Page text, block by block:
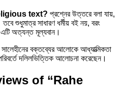
text? প্রশ্নের উত্তরে বলা যায়,
শুধুমাত্র সাধারণ ধর্মীয় বই নয়, বরং
এটি অত্যন্ত মূল্যবান।
বক্তব্যের আলোকে আধ্যাত্মিকতা
দলিলভিত্তিক আলোচনা করেছেন।
of “Rahe